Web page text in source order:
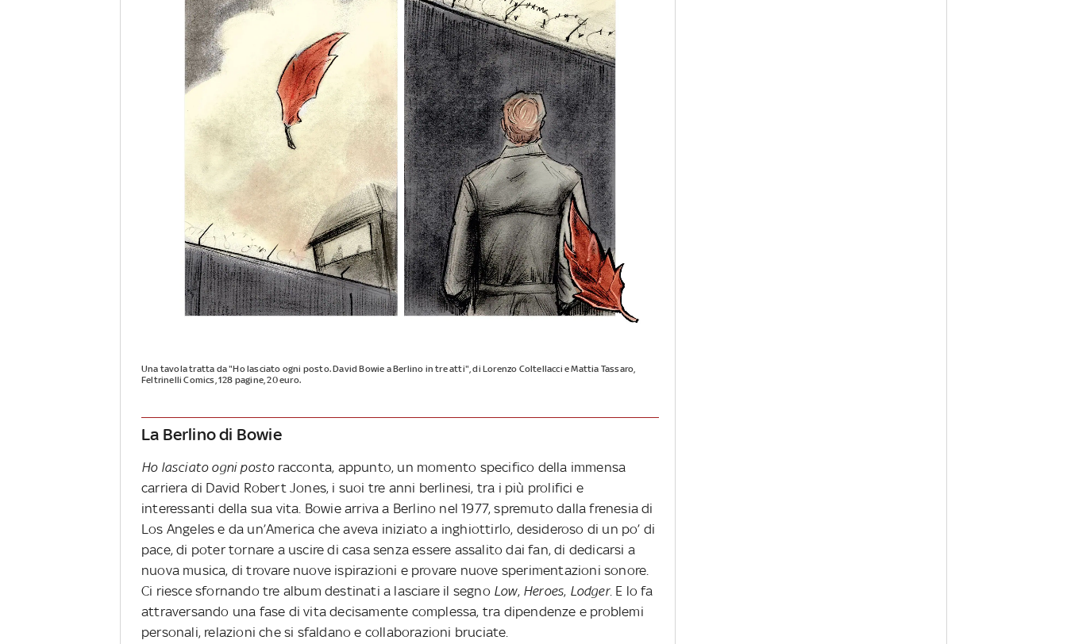
Una tavola tratta da "Ho lasciato ogni posto. David Bowie a Berlino in tre atti", di Lorenzo Coltellacci e Mattia Tassaro,
Feltrinelli Comics, 128 pagine, 20 euro.
La Berlino di Bowie
Ho lasciato ogni postoracconta, appunto, un momento specifico della immensa
carriera di David Robert Jones, i suoi tre anni berlinesi, tra i più prolifici e
interessanti della sua vita. Bowie arriva a Berlino nel 1977, spremuto dalla frenesia di
Los Angeles e da un’America che aveva iniziato a inghiottirlo, desideroso di un po’ di
pace, di poter tornare a uscire di casa senza essere assalito dai fan, di dedicarsi a
nuova musica, di trovare nuove ispirazioni e provare nuove sperimentazioni sonore.
Ci riesce sfornando tre album destinati a lasciare il segno Low, Heroes, Lodger. E lo fa
attraversando una fase di vita decisamente complessa, tra dipendenze e problemi
personali, relazioni che si sfaldano e collaborazioni bruciate.